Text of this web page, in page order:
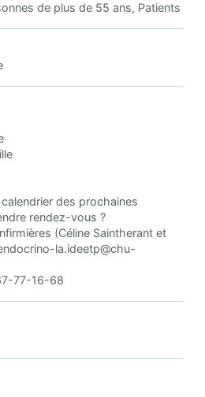
de plus de 55 ans, Patients
des prochaines
rendez-vous ?
(Céline Saintherant et
la.ideetp@chu-
77-16-68